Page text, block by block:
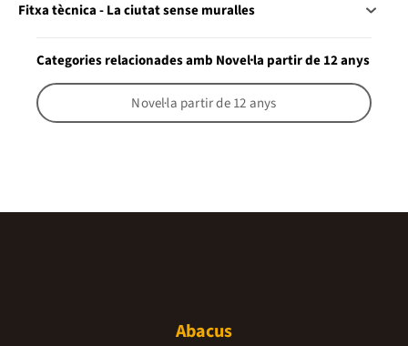
Fitxa tècnica - La ciutat sense muralles
Categories relacionades amb Novel·la partir de 12 anys
Novel·la partir de 12 anys
Abacus